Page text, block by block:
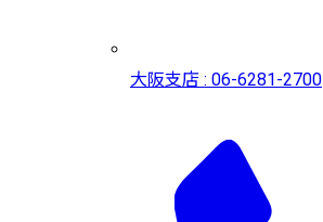
大阪支店 : 06-6281-2700